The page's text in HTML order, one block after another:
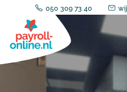
050 309 73 40